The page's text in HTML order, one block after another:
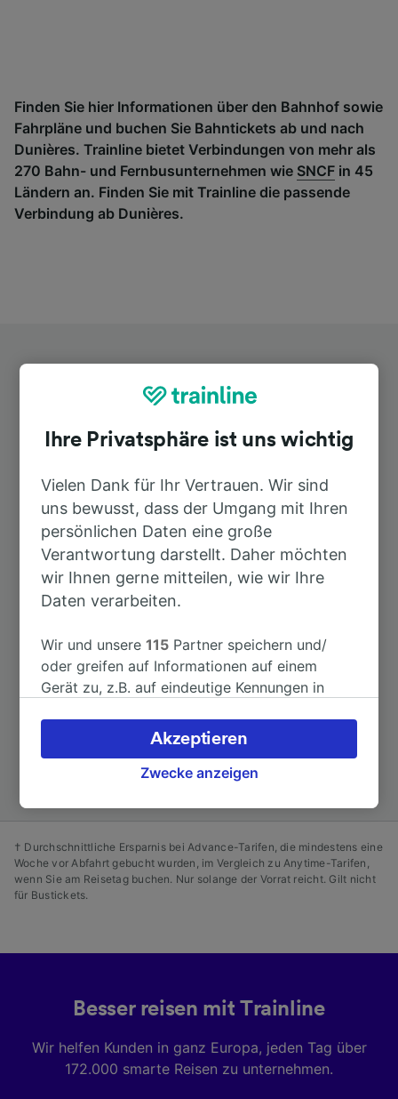
Finden Sie hier Informationen über den Bahnhof sowie
Fahrpläne und buchen Sie Bahntickets ab und nach
Dunières. Trainline bietet Verbindungen von mehr als
270 Bahn- und Fernbusunternehmen wie SNCF in 45
Ländern an. Finden Sie mit Trainline die passende
Verbindung ab Dunières.
Dauer
Nach Rom 8h 39min
Nach Monaco—Monte-Carlo 53min
Nach St-Étienne
† Durchschnittliche Ersparnis bei Advance-Tarifen, die mindestens eine
Woche vor Abfahrt gebucht wurden, im Vergleich zu Anytime-Tarifen,
wenn Sie am Reisetag buchen. Nur solange der Vorrat reicht. Gilt nicht
für Bustickets.
Besser reisen mit Trainline
Wir helfen Kunden in ganz Europa, jeden Tag über
172.000 smarte Reisen zu unternehmen.
Ihre Privatsphäre ist uns wichtig
Vielen Dank für Ihr Vertrauen. Wir sind
uns bewusst, dass der Umgang mit Ihren
persönlichen Daten eine große
Verantwortung darstellt. Daher möchten
wir Ihnen gerne mitteilen, wie wir Ihre
Daten verarbeiten.
Wir und unsere115 Partner speichern und/
oder greifen auf Informationen auf einem
Gerät zu, z.B. auf eindeutige Kennungen in
verarbeiten. Sie können Ihre Präferenzen
akzeptieren oder verwalten, einschließlich
Ihres Widerspruchsrechts bei berechtigtem
werden unseren Partnern signalisiert und
haben keinen Einfluss auf Surfdaten. Ihre
Daten werden nicht für Tracking-Zwecke
Folgendes bereitzustellen:
Verwendung genauer Standortdaten.
Endgeräteeigenschaften zur Identifikation
aktiv abfragen. Speichern von oder Zugriff auf
Informationen auf einem Endgerät.
Zwecke anzeigen
Akzeptieren